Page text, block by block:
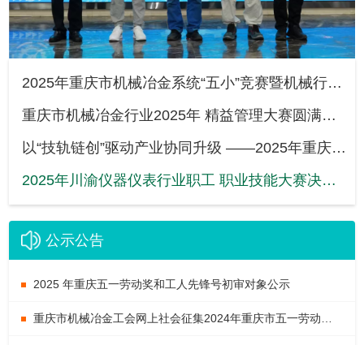
2025年重庆市机械冶金系统“五小”竞赛暨机械行业职工技能大赛颁奖仪式圆满举行
重庆市机械冶金行业2025年 精益管理大赛圆满落幕
以“技轨链创”驱动产业协同升级 ——2025年重庆市首届轨道交通产业链企业职工技能大赛
2025年川渝仪器仪表行业职工 职业技能大赛决赛成功举办
公示公告
2025 年重庆五一劳动奖和工人先锋号初审对象公示
重庆市机械冶金工会网上社会征集2024年重庆市五一劳动奖及工人先锋号公示